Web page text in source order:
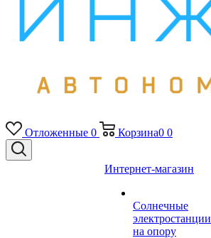
Отложенные 0 Корзина0 0
Интернет-магазин
Солнечные
электростанции
на опору